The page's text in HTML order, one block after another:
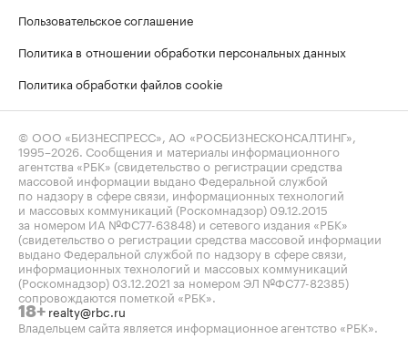
Пользовательское соглашение
Политика в отношении обработки персональных данных
Политика обработки файлов cookie
© ООО «БИЗНЕСПРЕСС», АО «РОСБИЗНЕСКОНСАЛТИНГ»,
1995–2026 . Сообщения и материалы информационного
агентства «РБК» (свидетельство о регистрации средства
массовой информации выдано Федеральной службой
по надзору в сфере связи, информационных технологий
и массовых коммуникаций (Роскомнадзор) 09.12.2015
за номером ИА №ФС77-63848) и сетевого издания «РБК»
(свидетельство о регистрации средства массовой информации
выдано Федеральной службой по надзору в сфере связи,
информационных технологий и массовых коммуникаций
(Роскомнадзор) 03.12.2021 за номером ЭЛ №ФС77-82385)
сопровождаются пометкой «РБК».
18+ realty@rbc.ru
Владельцем сайта является информационное агентство «РБК».